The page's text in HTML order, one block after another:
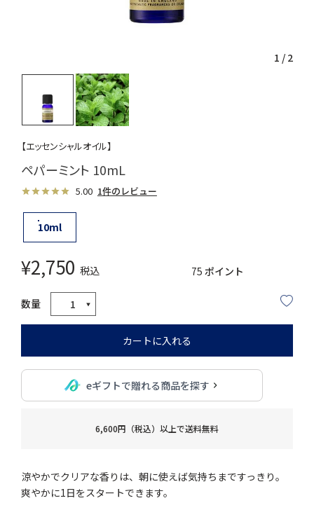
1 / 2
【エッセンシャルオイル】
ペパーミント 10mL
5.00 1件のレビュー
10ml
¥2,750 税込 75 ポイント
カートに入れる
eギフトで贈れる商品を探す
6,600円（税込）以上で送料無料
涼やかでクリアな香りは、朝に使えば気持ちまですっきり。
爽やかに1日をスタートできます。